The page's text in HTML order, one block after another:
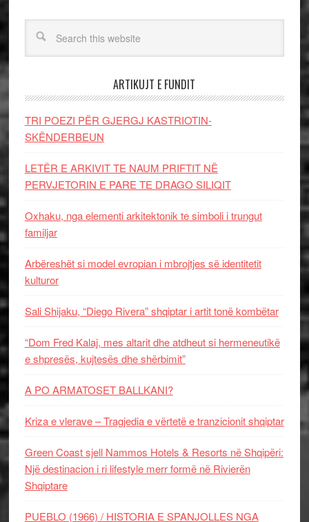
ARTIKUJT E FUNDIT
TRI POEZI PËR GJERGJ KASTRIOTIN-
SKËNDERBEUN
LETËR E ARKIVIT TE NAUM PRIFTIT NË
PERVJETORIN E PARE TE DRAGO SILIQIT
Oxhaku, nga elementi arkitektonik te simboli i trungut
familjar
Arbëreshët si model evropian i mbrojtjes së identitetit
kulturor
Sali Shijaku, “Diego Rivera” shqiptar i artit tonë kombëtar
“Dom Fred Kalaj, mes altarit dhe atdheut si hermeneutikë
e shpresës, kujtesës dhe shërbimit”
A PO ARMATOSET BALLKANI?
Kriza e vlerave – Tragjedia e vërtetë e tranzicionit shqiptar
Green Coast sjell Nammos Hotels & Resorts në Shqipëri:
Një destinacion i ri lifestyle merr formë në Rivierën
Shqiptare
PUEBLO (1966) / HISTORIA E SPANJOLLES NGA